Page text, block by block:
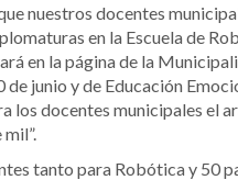
nuestros docentes
en la Escuela de
en la página de la
junio y de Educación
los docentes municipales el
tanto para Robótica y 50